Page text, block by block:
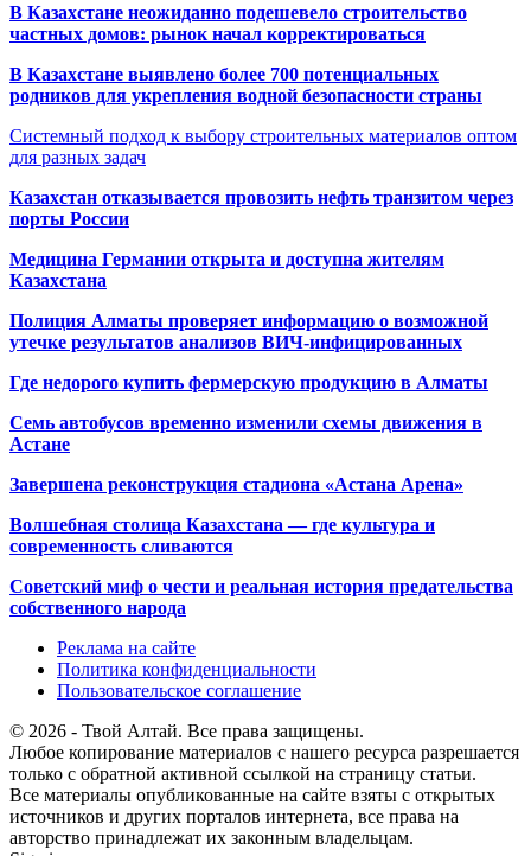
В Казахстане неожиданно подешевело строительство
частных домов: рынок начал корректироваться
В Казахстане выявлено более 700 потенциальных
родников для укрепления водной безопасности страны
Системный подход к выбору строительных материалов оптом
для разных задач
Казахстан отказывается провозить нефть транзитом через
порты России
Медицина Германии открыта и доступна жителям
Казахстана
Полиция Алматы проверяет информацию о возможной
утечке результатов анализов ВИЧ-инфицированных
Где недорого купить фермерскую продукцию в Алматы
Семь автобусов временно изменили схемы движения в
Астане
Завершена реконструкция стадиона «Астана Арена»
Волшебная столица Казахстана — где культура и
современность сливаются
Советский миф о чести и реальная история предательства
собственного народа
Реклама на сайте
Политика конфиденциальности
Пользовательское соглашение
© 2026 - Твой Алтай. Все права защищены.
Любое копирование материалов с нашего ресурса разрешается
только с обратной активной ссылкой на страницу статьи.
Все материалы опубликованные на сайте взяты с открытых
источников и других порталов интернета, все права на
авторство принадлежат их законным владельцам.